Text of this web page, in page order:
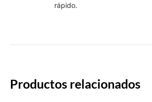
rápido.
Productos relacionados